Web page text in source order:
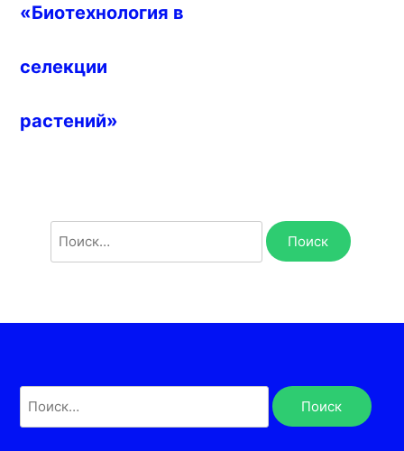
«Биотехнология в
селекции
растений»
Найти: